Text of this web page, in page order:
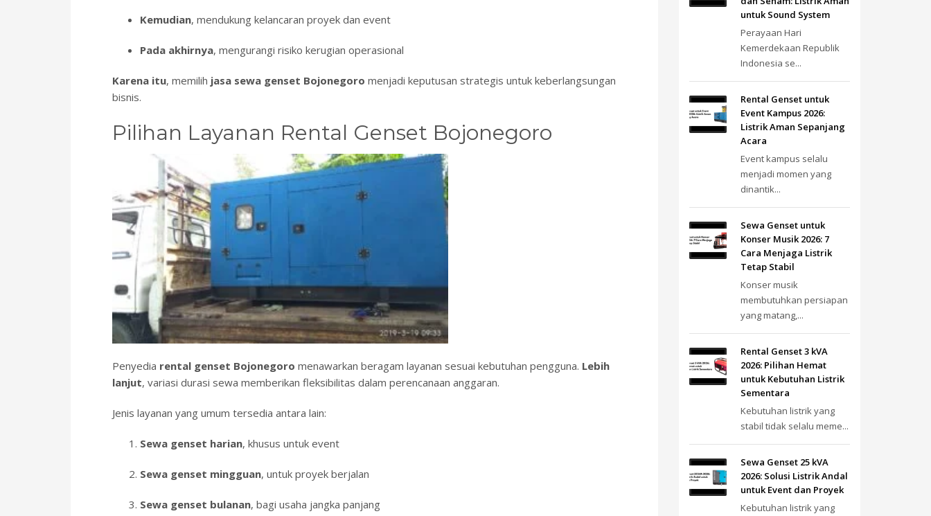
Kemudian, mendukung kelancaran proyek dan event
Pada akhirnya, mengurangi risiko kerugian operasional
Karena itu, memilih jasa sewa genset Bojonegoro menjadi keputusan strategis untuk keberlangsungan
bisnis.
Pilihan Layanan Rental Genset Bojonegoro
Penyedia rental genset Bojonegoro menawarkan beragam layanan sesuai kebutuhan pengguna. Lebih
lanjut, variasi durasi sewa memberikan fleksibilitas dalam perencanaan anggaran.
Jenis layanan yang umum tersedia antara lain:
Sewa genset harian, khusus untuk event
Sewa genset mingguan, untuk proyek berjalan
Sewa genset bulanan, bagi usaha jangka panjang
untuk Sound System
Perayaan Hari
Kemerdekaan Republik
Indonesia se...
Rental Genset untuk
Event Kampus 2026:
Listrik Aman Sepanjang
Acara
Event kampus selalu
menjadi momen yang
dinantik...
Sewa Genset untuk
Konser Musik 2026: 7
Cara Menjaga Listrik
Tetap Stabil
Konser musik
membutuhkan persiapan
yang matang,...
Rental Genset 3 kVA
2026: Pilihan Hemat
untuk Kebutuhan Listrik
Sementara
Kebutuhan listrik yang
stabil tidak selalu meme...
Sewa Genset 25 kVA
2026: Solusi Listrik Andal
untuk Event dan Proyek
Kebutuhan listrik yang